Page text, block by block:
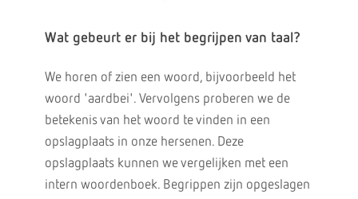
Wat gebeurt er bij het begrijpen van taal?
We horen of zien een woord, bijvoorbeeld het
woord 'aardbei'. Vervolgens proberen we de
betekenis van het woord te vinden in een
opslagplaats in onze hersenen. Deze
opslagplaats kunnen we vergelijken met een
intern woordenboek. Begrippen zijn opgeslagen